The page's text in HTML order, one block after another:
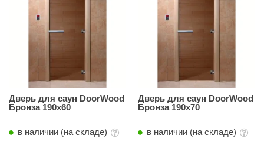
Дверь для саун DoorWood
Бронза 190х60
в наличии (на складе)
Дверь для саун DoorWood
Бронза 190х70
в наличии (на складе)